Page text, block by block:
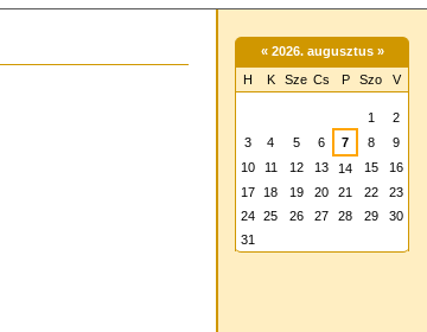
«2026. augusztus »
H K Sze Cs P Szo V
1
2
3
4 5 6 7 8
9
10
11 12 13 14 15
16
17
18 19 20 21 22
23
24
25 26 27 28 29
30
31